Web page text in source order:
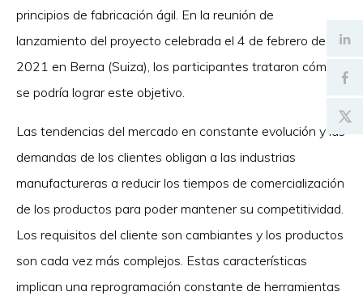
principios de fabricación ágil. En la reunión de
lanzamiento del proyecto celebrada el 4 de febrero de
2021 en Berna (Suiza), los participantes trataron cómo
se podría lograr este objetivo.
Las tendencias del mercado en constante evolución y las
demandas de los clientes obligan a las industrias
manufactureras a reducir los tiempos de comercialización
de los productos para poder mantener su competitividad.
Los requisitos del cliente son cambiantes y los productos
son cada vez más complejos. Estas características
implican una reprogramación constante de herramientas